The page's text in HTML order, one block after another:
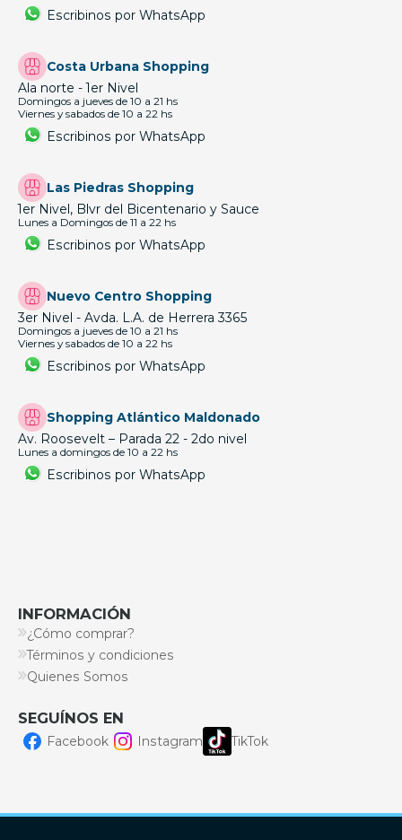
Escribinos por WhatsApp
Costa Urbana Shopping
Ala norte - 1er Nivel
Domingos a jueves de 10 a 21 hs
Viernes y sabados de 10 a 22 hs
Escribinos por WhatsApp
Las Piedras Shopping
1er Nivel, Blvr del Bicentenario y Sauce
Lunes a Domingos de 11 a 22 hs
Escribinos por WhatsApp
Nuevo Centro Shopping
3er Nivel - Avda. L.A. de Herrera 3365
Domingos a jueves de 10 a 21 hs
Viernes y sabados de 10 a 22 hs
Escribinos por WhatsApp
Shopping Atlántico Maldonado
Av. Roosevelt – Parada 22 - 2do nivel
Lunes a domingos de 10 a 22 hs
Escribinos por WhatsApp
INFORMACIÓN
¿Cómo comprar?
Términos y condiciones
Quienes Somos
SEGUÍNOS EN
Facebook Instagram TikTok